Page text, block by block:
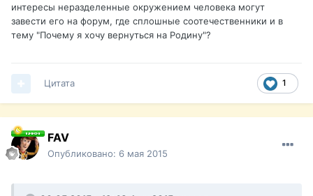
интересы неразделенные окружением человека могут
завести его на форум, где сплошные соотечественники и в
тему "Почему я хочу вернуться на Родину"?
1
Цитата
FAV
Опубликовано: 6 мая 2015